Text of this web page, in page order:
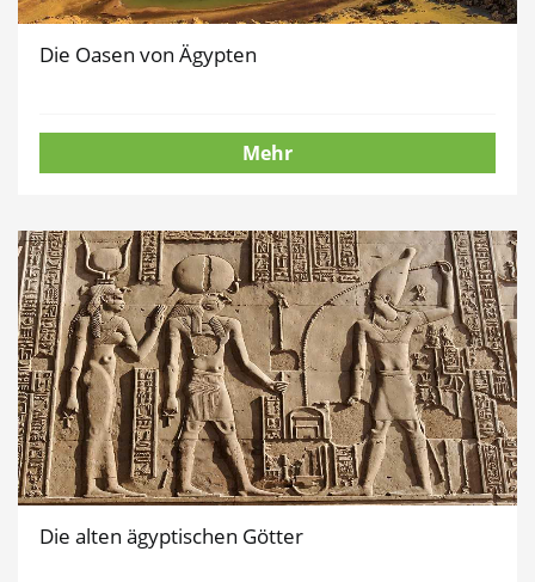
Die Oasen von Ägypten
Mehr
Die alten ägyptischen Götter